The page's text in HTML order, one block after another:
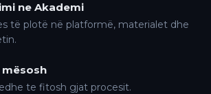
ne Akademi
të plotë në platformë, materialet dhe
mësosh
te fitosh gjat procesit.